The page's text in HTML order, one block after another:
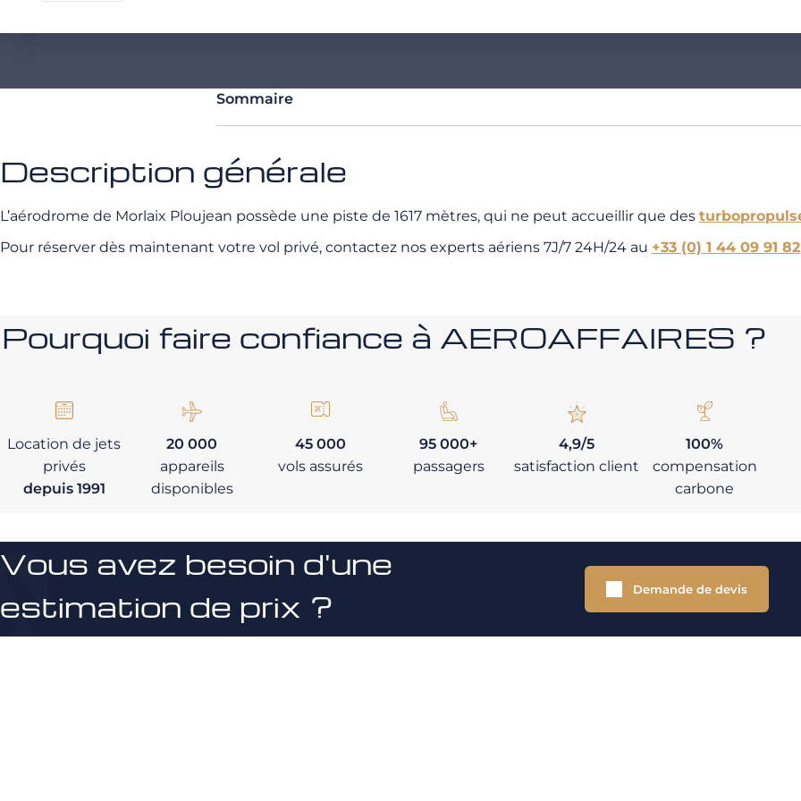
Sommaire
Description générale
L’aérodrome de Morlaix Ploujean possède une piste de 1617 mètres, qui ne peut accueillir que des
Pour réserver dès maintenant votre vol privé, contactez nos experts aériens 7J/7 24H/24 au +33 (0) 1 44 09 91 82
Pourquoi faire confiance à AEROAFFAIRES ?
Location de jets
privés
depuis 1991
20 000
appareils
disponibles
45 000
vols assurés
95 000+
passagers
4,9/5
satisfaction client
100%
compensation
carbone
Vous avez besoin d'une
estimation de prix ?
Demande de devis